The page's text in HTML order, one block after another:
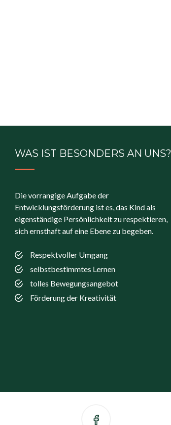
WAS IST BESONDERS AN UNS?
Die vorrangige Aufgabe der
Entwicklungsförderung ist es, das Kind als
eigenständige Persönlichkeit zu respektieren,
sich ernsthaft auf eine Ebene zu begeben.
Respektvoller Umgang
selbstbestimmtes Lernen
tolles Bewegungsangebot
Förderung der Kreativität